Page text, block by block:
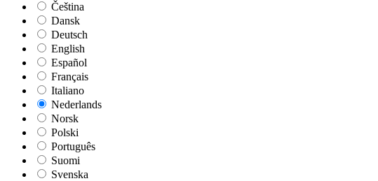
Čeština
Dansk
Deutsch
English
Español
Français
Italiano
Nederlands
Norsk
Polski
Português
Suomi
Svenska